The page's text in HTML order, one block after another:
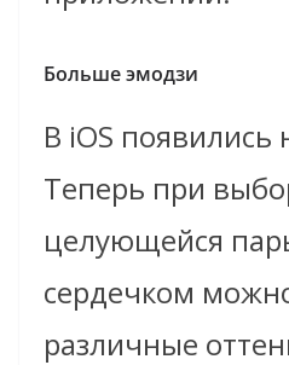
Больше эмодзи
В iOS
Теперь при
целующейся
сердечком
различные